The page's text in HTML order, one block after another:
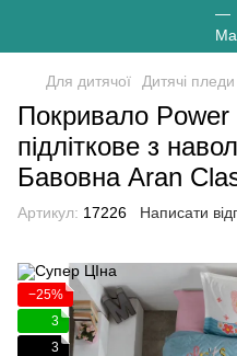
Для дитячої Дитячі
Покривало
підліткове з
Бавовна Aran
Артикул: 17226 Написати
−25%
3
3